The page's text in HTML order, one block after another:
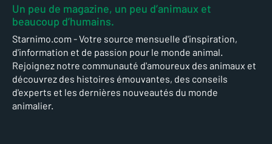
Un peu de magazine, un peu d’animaux et
beaucoup d’humains.
Starnimo.com - Votre source mensuelle d'inspiration,
d'information et de passion pour le monde animal.
Rejoignez notre communauté d'amoureux des animaux et
découvrez des histoires émouvantes, des conseils
d'experts et les dernières nouveautés du monde
animalier.